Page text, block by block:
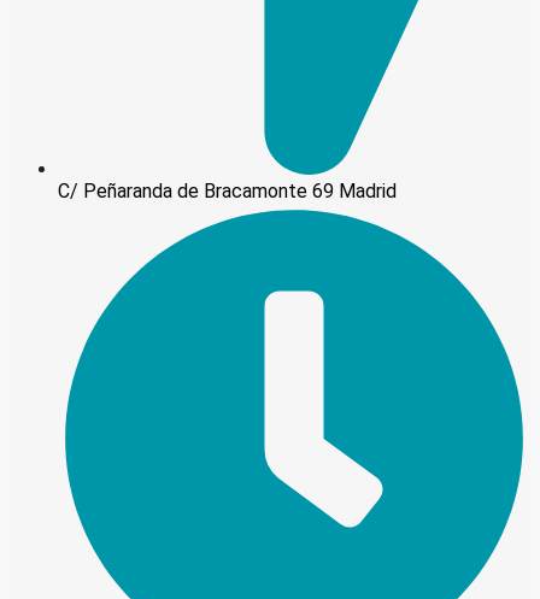
C/ Peñaranda de Bracamonte 69 Madrid